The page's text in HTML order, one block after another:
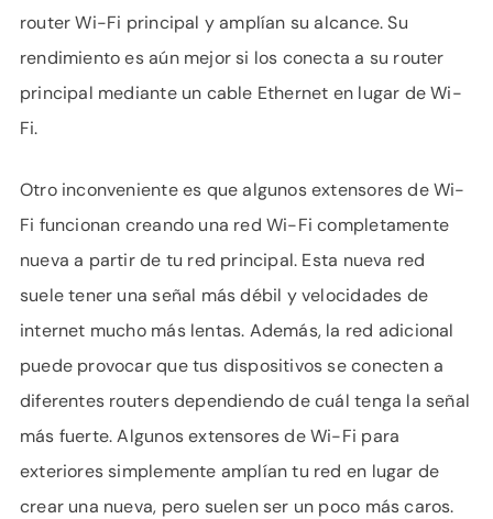
router Wi-Fi principal y amplían su alcance. Su
rendimiento es aún mejor si los conecta a su router
principal mediante un cable Ethernet en lugar de Wi-
Fi.
Otro inconveniente es que algunos extensores de Wi-
Fi funcionan creando una red Wi-Fi completamente
nueva a partir de tu red principal. Esta nueva red
suele tener una señal más débil y velocidades de
internet mucho más lentas. Además, la red adicional
puede provocar que tus dispositivos se conecten a
diferentes routers dependiendo de cuál tenga la señal
más fuerte. Algunos extensores de Wi-Fi para
exteriores simplemente amplían tu red en lugar de
crear una nueva, pero suelen ser un poco más caros.